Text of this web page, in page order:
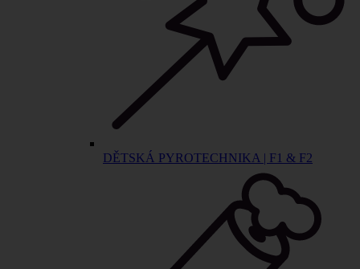
DĚTSKÁ PYROTECHNIKA | F1 & F2